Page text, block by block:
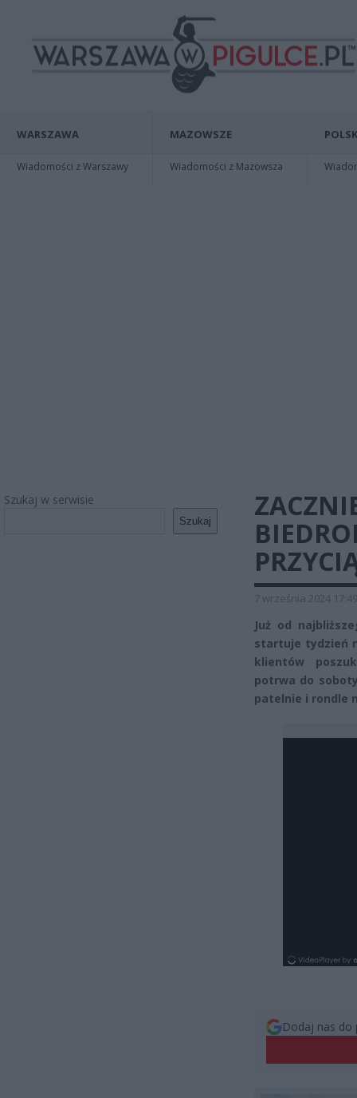
WARSZAWA
Wiadomości z Warszawy
MAZOWSZE
Wiadomości z Mazowsza
Szukaj w serwisie
Szukaj
7 września 2024 17:49
Już od
startuje tydzień
klientów
potrwa do
patelnie i rondle
Dodaj nas do